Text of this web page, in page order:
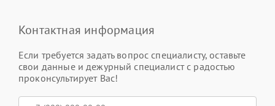
Контактная информация
Если требуется задать вопрос специалисту, оставьте
свои данные и дежурный специалист с радостью
проконсультирует Вас!